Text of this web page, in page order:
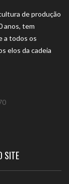
de produção
anos, tem
a todos os
elos da cadeia
SITE